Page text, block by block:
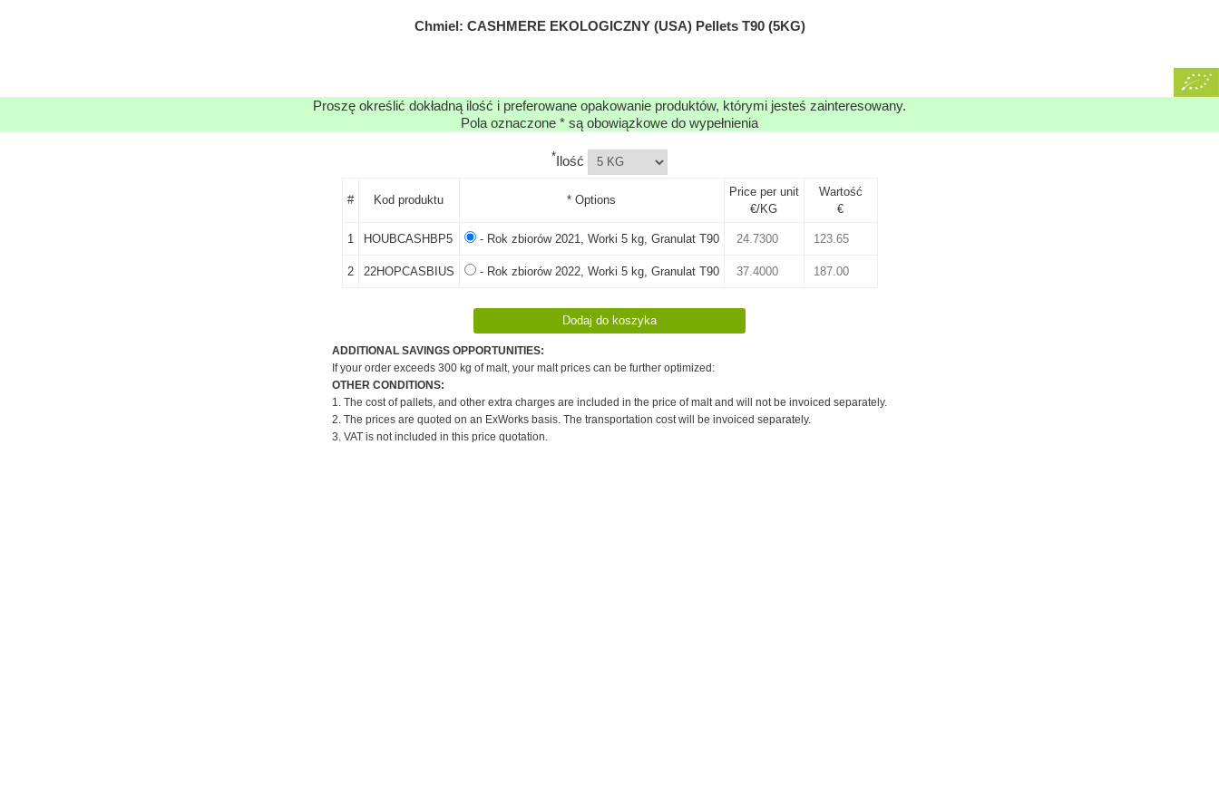
Chmiel: CASHMERE EKOLOGICZNY (USA) Pellets T90 (5KG)
Proszę określić dokładną ilość i preferowane opakowanie produktów, którymi jesteś zainteresowany.
Pola oznaczone * są obowiązkowe do wypełnienia
*Ilość
# Kod produktu * Options
Price per unit
€/KG
Wartość
€
1 HOUBCASHBP5 - Rok zbiorów 2021, Worki 5 kg, Granulat T90
2 22HOPCASBIUS - Rok zbiorów 2022, Worki 5 kg, Granulat T90
ADDITIONAL SAVINGS OPPORTUNITIES:
If your order exceeds 300 kg of malt, your malt prices can be further optimized:
OTHER CONDITIONS:
1. The cost of pallets, and other extra charges are included in the price of malt and will not be invoiced separately.
2. The prices are quoted on an ExWorks basis. The transportation cost will be invoiced separately.
3. VAT is not included in this price quotation.